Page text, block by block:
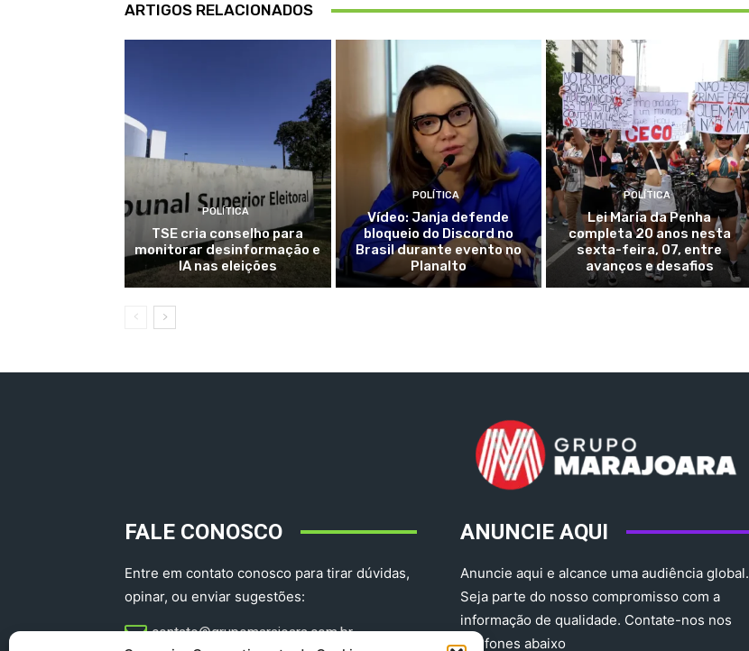
ARTIGOS RELACIONADOS
POLÍTICA
TSE cria conselho para
monitorar desinformação e
IA nas eleições
POLÍTICA
Vídeo: Janja defende
bloqueio do Discord no
Brasil durante evento no
Planalto
POLÍTICA
Lei Maria da Penha
completa 20 anos nesta
sexta-feira, 07, entre
avanços e desafios
FALE CONOSCO
Entre em contato conosco para tirar dúvidas,
opinar, ou enviar sugestões:
contato@grupomarajoara.com.br
ANUNCIE AQUI
Anuncie aqui e alcance uma audiência global.
Seja parte do nosso compromisso com a
informação de qualidade. Contate-nos nos
telefones abaixo